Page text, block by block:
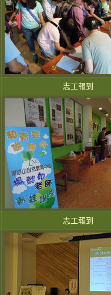
志工報到
志工報到